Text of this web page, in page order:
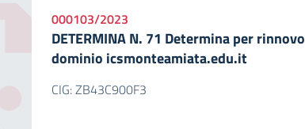
000103/2023
DETERMINA N. 71 Determina per rinnovo
dominio icsmonteamiata.edu.it
CIG: ZB43C900F3